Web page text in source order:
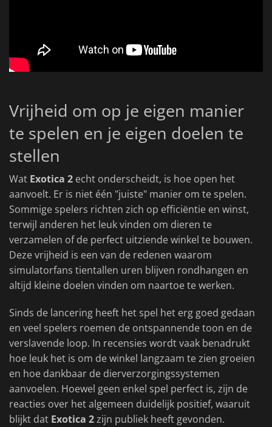
Vrijheid om op je eigen manier
te spelen en je eigen doelen te
stellen
Wat Exotica 2 echt onderscheidt, is hoe open het
aanvoelt. Er is niet één "juiste" manier om te spelen.
Sommige spelers richten zich op efficiëntie en winst,
terwijl anderen het leuk vinden om dieren te
verzamelen of de perfect uitziende winkel te bouwen.
Deze vrijheid is een van de redenen waarom
simulatorfans tientallen uren blijven rondhangen en
altijd kleine doelen vinden om naartoe te werken.
Sinds de lancering heeft het spel het erg goed gedaan
en veel spelers roemen de ontspannende toon en de
verslavende loop. In recensies wordt vaak benadrukt
hoe leuk het is om de winkel langzaam te zien groeien
en hoe dankbaar de dierverzorgingssystemen
aanvoelen. Hoewel geen enkel spel perfect is, zijn de
reacties over het algemeen duidelijk positief, waaruit
blijkt dat Exotica 2zijn publiek heeft gevonden.